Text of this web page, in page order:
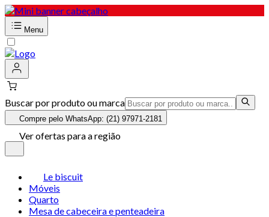
Menu
Buscar por produto ou marca
Compre pelo WhatsApp: (21) 97971-2181
Ver ofertas para a região
Le biscuit
Móveis
Quarto
Mesa de cabeceira e penteadeira